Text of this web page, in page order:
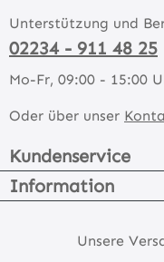
Unterstützung und
02234 - 911 48 25
Mo-Fr, 09:00 - 15:00
Oder über unser
Kundenservice
Information
Unsere